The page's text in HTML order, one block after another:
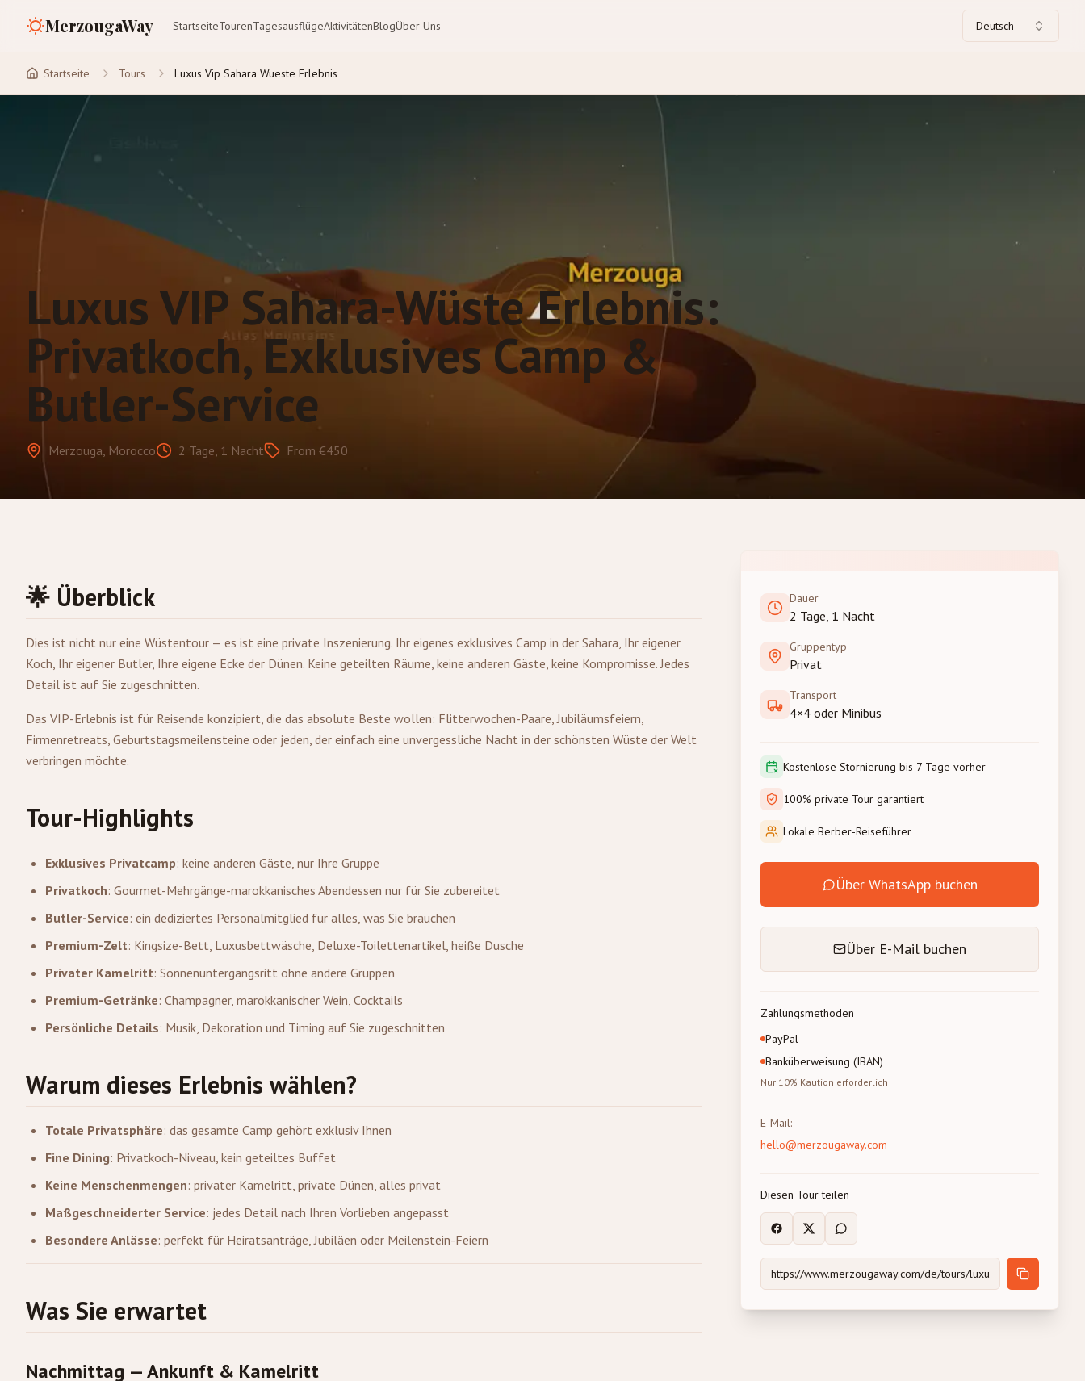
MerzougaWay StartseiteTourenTagesausflügeAktivitätenBlogÜber Uns Deutsch
Startseite Tours Luxus Vip Sahara Wueste Erlebnis
Luxus VIP Sahara-Wüste Erlebnis:
Privatkoch, Exklusives Camp &
Butler-Service
Merzouga, Morocco 2 Tage, 1 Nacht From €450
🌟 Überblick
Dies ist nicht nur eine Wüstentour — es ist eine private Inszenierung. Ihr eigenes exklusives Camp in der Sahara, Ihr eigener
Koch, Ihr eigener Butler, Ihre eigene Ecke der Dünen. Keine geteilten Räume, keine anderen Gäste, keine Kompromisse. Jedes
Detail ist auf Sie zugeschnitten.
Das VIP-Erlebnis ist für Reisende konzipiert, die das absolute Beste wollen: Flitterwochen-Paare, Jubiläumsfeiern,
Firmenretreats, Geburtstagsmeilensteine oder jeden, der einfach eine unvergessliche Nacht in der schönsten Wüste der Welt
verbringen möchte.
Tour-Highlights
Exklusives Privatcamp: keine anderen Gäste, nur Ihre Gruppe
Privatkoch: Gourmet-Mehrgänge-marokkanisches Abendessen nur für Sie zubereitet
Butler-Service: ein dediziertes Personalmitglied für alles, was Sie brauchen
Premium-Zelt: Kingsize-Bett, Luxusbettwäsche, Deluxe-Toilettenartikel, heiße Dusche
Privater Kamelritt: Sonnenuntergangsritt ohne andere Gruppen
Premium-Getränke: Champagner, marokkanischer Wein, Cocktails
Persönliche Details: Musik, Dekoration und Timing auf Sie zugeschnitten
Warum dieses Erlebnis wählen?
Totale Privatsphäre: das gesamte Camp gehört exklusiv Ihnen
Fine Dining: Privatkoch-Niveau, kein geteiltes Buffet
Keine Menschenmengen: privater Kamelritt, private Dünen, alles privat
Maßgeschneiderter Service: jedes Detail nach Ihren Vorlieben angepasst
Besondere Anlässe: perfekt für Heiratsanträge, Jubiläen oder Meilenstein-Feiern
Was Sie erwartet
Nachmittag — Ankunft & Kamelritt
Dauer
2 Tage, 1 Nacht
Gruppentyp
Privat
Transport
4×4 oder Minibus
Kostenlose Stornierung bis 7 Tage vorher
100% private Tour garantiert
Lokale Berber-Reiseführer
Über WhatsApp buchen
Über E-Mail buchen
Zahlungsmethoden
PayPal
Banküberweisung (IBAN)
Nur 10% Kaution erforderlich
E-Mail:
hello@merzougaway.com
Diesen Tour teilen